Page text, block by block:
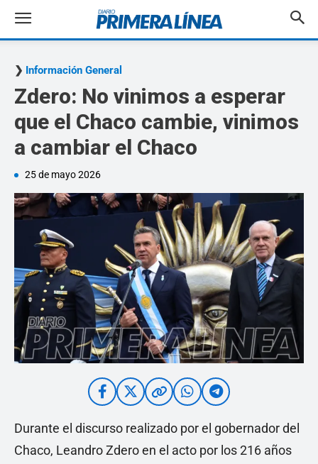
Información General
Zdero: No vinimos a esperar
que el Chaco cambie, vinimos
a cambiar el Chaco
25 de mayo 2026
Durante el discurso realizado por el gobernador del
Chaco, Leandro Zdero en el acto por los 216 años